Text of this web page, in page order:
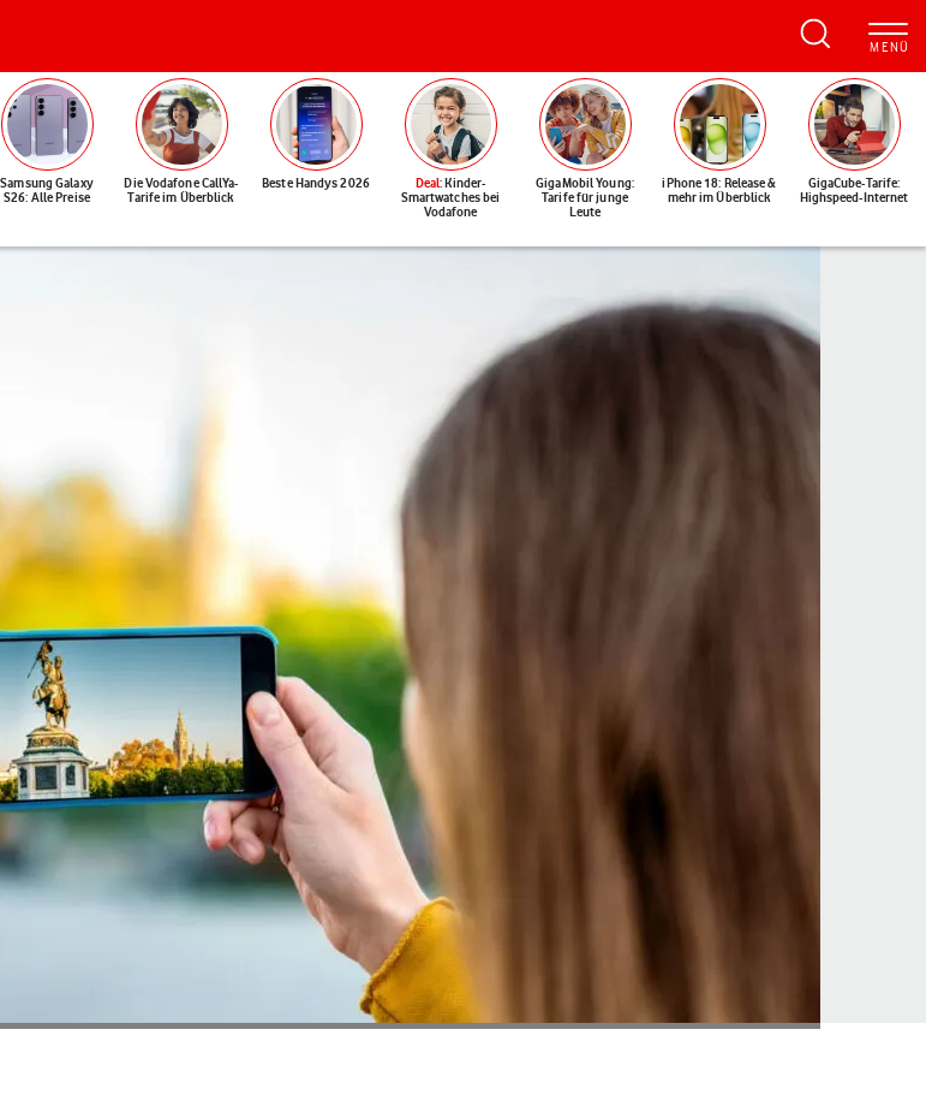
Samsung Galaxy
S26: Alle Preise
Die Vodafone CallYa-
Tarife im Überblick
Beste Handys 2026 Deal: Kinder-
Smartwatches bei
Vodafone
GigaMobil Young:
Tarife für junge
Leute
iPhone 18: Release &
mehr im Überblick
GigaCube-Tarife:
Highspeed-Internet